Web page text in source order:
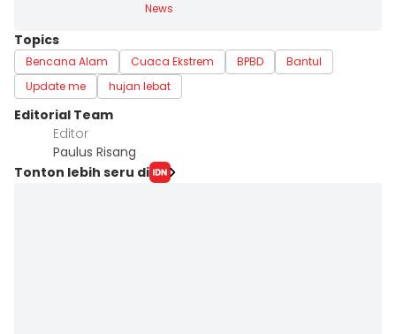
News
Topics
Bencana Alam Cuaca Ekstrem BPBD
Bantul
Update me
hujan lebat
Editorial Team
Editor
Paulus Risang
Tonton lebih seru di